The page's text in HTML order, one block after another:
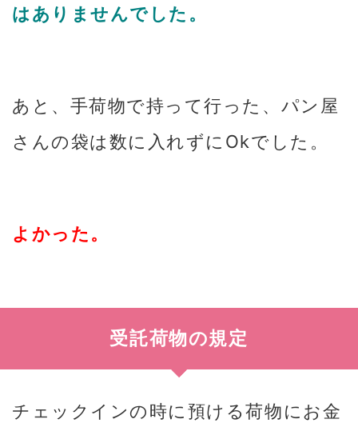
はありませんでした。
あと、手荷物で持って行った、パン屋
さんの袋は数に入れずにOkでした。
よかった。
受託荷物の規定
チェックインの時に預ける荷物にお金